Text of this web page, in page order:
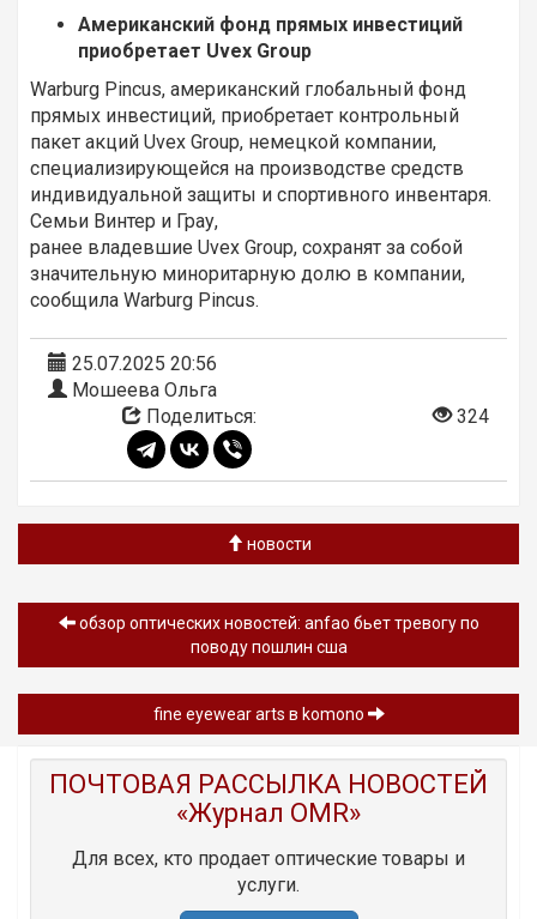
Американский фонд прямых инвестиций
приобретает Uvex Group
Warburg Pincus, американский глобальный фонд
прямых инвестиций, приобретает контрольный
пакет акций Uvex Group, немецкой компании,
специализирующейся на производстве средств
индивидуальной защиты и спортивного инвентаря.
Семьи Винтер и Грау,
ранее владевшие Uvex Group, сохранят за собой
значительную миноритарную долю в компании,
сообщила Warburg Pincus.
25.07.2025 20:56
Мошеева Ольга
Поделиться:
324
новости
обзор oптических новостей: anfao бьет тревогу по
поводу пошлин сша
fine eyewear arts в komono
ПОЧТОВАЯ РАССЫЛКА НОВОСТЕЙ
«Журнал OMR»
Для всех, кто продает оптические товары и
услуги.